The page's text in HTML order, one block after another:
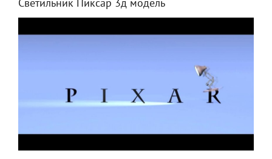
Светильник Пиксар 3д модель